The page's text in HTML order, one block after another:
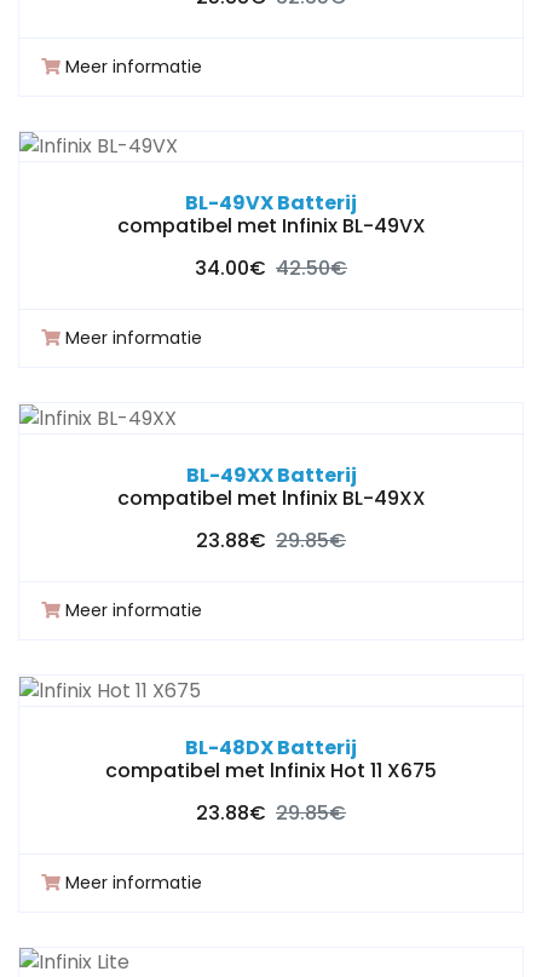
Meer informatie
BL-49VX Batterij
compatibel met Infinix BL-49VX
34.00€ 42.50€
Meer informatie
BL-49XX Batterij
compatibel met lnfinix BL-49XX
23.88€ 29.85€
Meer informatie
BL-48DX Batterij
compatibel met lnfinix Hot 11 X675
23.88€ 29.85€
Meer informatie